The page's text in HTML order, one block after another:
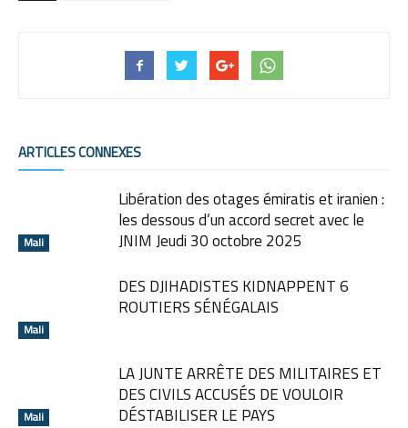
ARTICLES CONNEXES
Mali
Libération des otages émiratis et iranien :
les dessous d’un accord secret avec le
JNIM Jeudi 30 octobre 2025
Mali
DES DJIHADISTES KIDNAPPENT 6
ROUTIERS SÉNÉGALAIS
Mali
LA JUNTE ARRÊTE DES MILITAIRES ET
DES CIVILS ACCUSÉS DE VOULOIR
DÉSTABILISER LE PAYS